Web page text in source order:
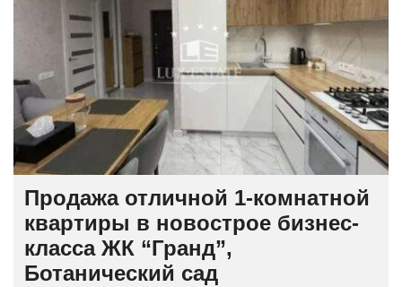
Продажа отличной 1-комнатной
квартиры в новострое бизнес-
класса ЖК “Гранд”,
Ботанический сад